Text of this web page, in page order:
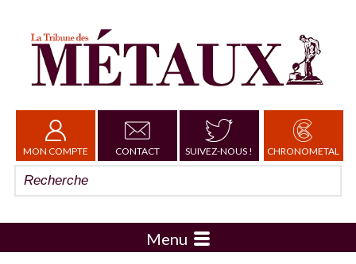
MON COMPTE CONTACT SUIVEZ-NOUS ! CHRONOMETAL
Menu